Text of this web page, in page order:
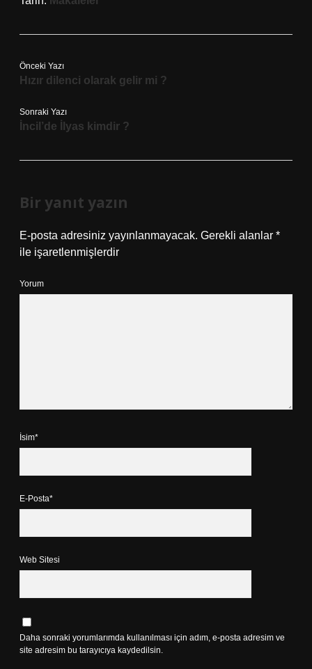
Önceki Yazı
Hızır dilenci olarak gelir mi ?
Sonraki Yazı
İncil’de İlyas kimdir ?
Bir yanıt yazın
E-posta adresiniz yayınlanmayacak. Gerekli alanlar *
ile işaretlenmişlerdir
Yorum
İsim*
E-Posta*
Web Sitesi
Daha sonraki yorumlarımda kullanılması için adım, e-posta adresim ve
site adresim bu tarayıcıya kaydedilsin.